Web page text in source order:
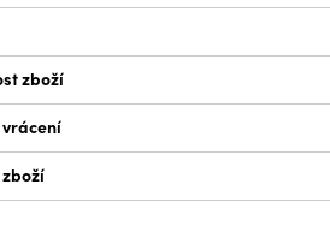
zboží